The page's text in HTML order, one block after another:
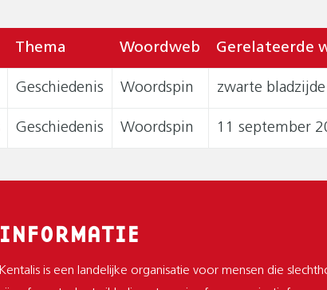
Thema Woordweb Gerelateerde
Geschiedenis Woordspin zwarte
Geschiedenis Woordspin 11 september
INFORMATIE
Kentalis is een landelijke organisatie voor mensen die